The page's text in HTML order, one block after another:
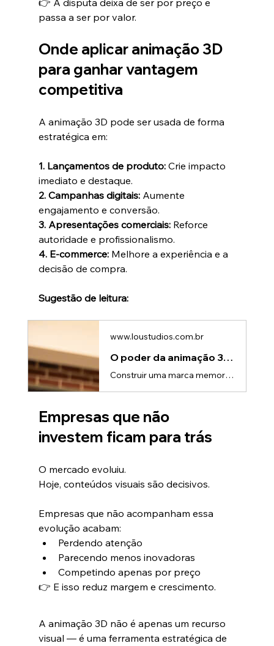
👉 A disputa deixa de ser por preço e
passa a ser por valor.
Onde aplicar animação 3D
para ganhar vantagem
competitiva
A animação 3D pode ser usada de forma
estratégica em:
1. Lançamentos de produto: Crie impacto
imediato e destaque.
2. Campanhas digitais: Aumente
engajamento e conversão.
3. Apresentações comerciais: Reforce
autoridade e profissionalismo.
4. E-commerce: Melhore a experiência e a
decisão de compra.
Sugestão de leitura:
www.loustudios.com.br
O poder da animação 3D para marcas memoráveis
Construir uma marca memorável não é apenas sobre ter um bom produto.É sobre como sua marca é percebida, lembrada e reconhecida.E em um cenário onde a atenção é cada vez mais disputada, a forma como você se comunica visualmente pode ser o principal diferencial.É aqui que a animação 3D para marcas ganha protagonismo.Animação 3D para marcas: O que torna uma marca memorável?Marcas memoráveis têm algo em comum: elas criam experiências.Elas não apenas mostram — elas fazem o público sentir.Isso envolve
Empresas que não
investem ficam para trás
O mercado evoluiu.
Hoje, conteúdos visuais são decisivos.
Empresas que não acompanham essa
evolução acabam:
Perdendo atenção
Parecendo menos inovadoras
Competindo apenas por preço
👉 E isso reduz margem e crescimento.
A animação 3D não é apenas um recurso
visual — é uma ferramenta estratégica de